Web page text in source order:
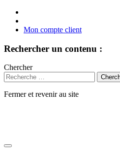
Mon compte client
Rechercher un contenu :
Chercher
Fermer et revenir au site